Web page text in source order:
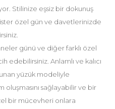
Stilinize eşsiz bir dokunuş
özel gün ve davetlerinizde
günü ve diğer farklı özel
edebilirsiniz. Anlamlı ve kalıcı
yüzük modeliyle
sağlayabilir ve bir
bir mücevheri onlara